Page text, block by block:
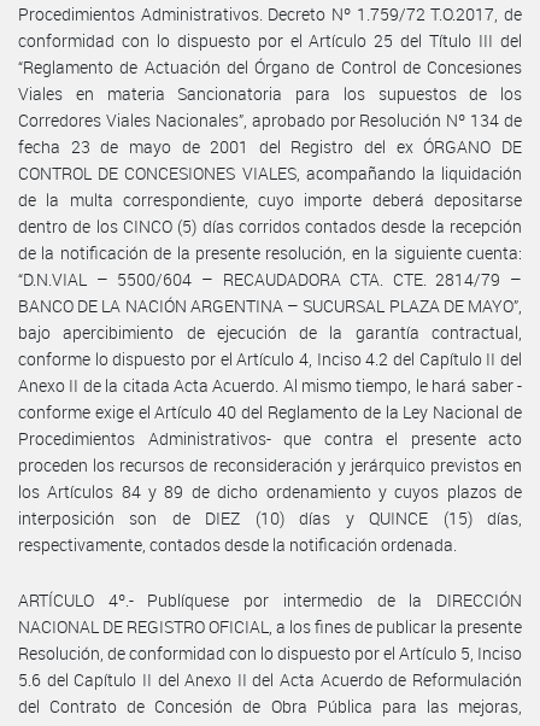
Procedimientos Administrativos. Decreto Nº 1.759/72 T.O.2017, de
conformidad con lo dispuesto por el Artículo 25 del Título III del
“Reglamento de Actuación del Órgano de Control de Concesiones
Viales en materia Sancionatoria para los supuestos de los
Corredores Viales Nacionales”, aprobado por Resolución Nº 134 de
fecha 23 de mayo de 2001 del Registro del ex ÓRGANO DE
CONTROL DE CONCESIONES VIALES, acompañando la liquidación
de la multa correspondiente, cuyo importe deberá depositarse
dentro de los CINCO (5) días corridos contados desde la recepción
de la notificación de la presente resolución, en la siguiente cuenta:
“D.N.VIAL – 5500/604 – RECAUDADORA CTA. CTE. 2814/79 –
BANCO DE LA NACIÓN ARGENTINA – SUCURSAL PLAZA DE MAYO”,
bajo apercibimiento de ejecución de la garantía contractual,
conforme lo dispuesto por el Artículo 4, Inciso 4.2 del Capítulo II del
Anexo II de la citada Acta Acuerdo. Al mismo tiempo, le hará saber -
conforme exige el Artículo 40 del Reglamento de la Ley Nacional de
Procedimientos Administrativos- que contra el presente acto
proceden los recursos de reconsideración y jerárquico previstos en
los Artículos 84 y 89 de dicho ordenamiento y cuyos plazos de
interposición son de DIEZ (10) días y QUINCE (15) días,
respectivamente, contados desde la notificación ordenada.
ARTÍCULO 4º.- Publíquese por intermedio de la DIRECCIÓN
NACIONAL DE REGISTRO OFICIAL, a los fines de publicar la presente
Resolución, de conformidad con lo dispuesto por el Artículo 5, Inciso
5.6 del Capítulo II del Anexo II del Acta Acuerdo de Reformulación
del Contrato de Concesión de Obra Pública para las mejoras,